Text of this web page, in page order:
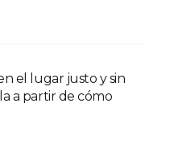
el lugar justo y sin
a partir de cómo